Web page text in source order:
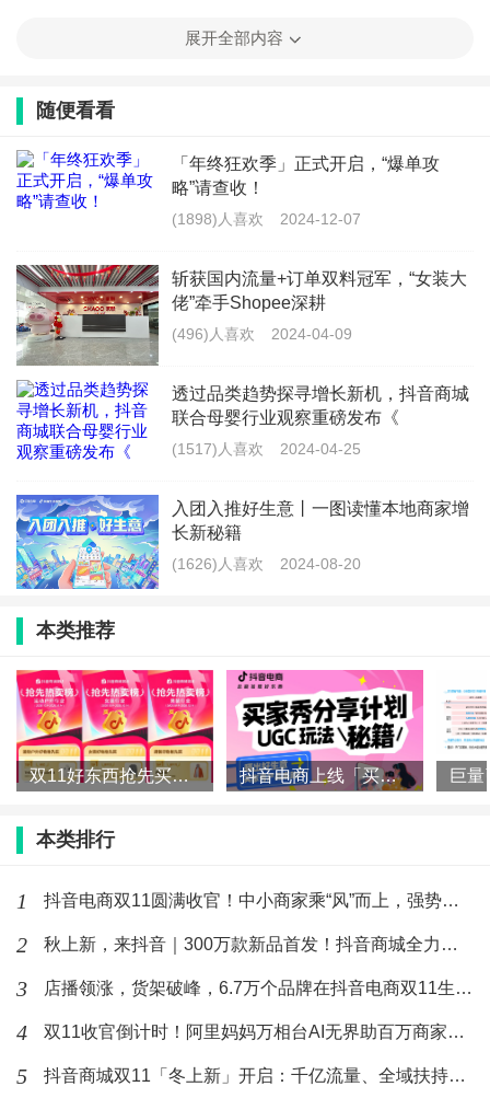
美洲部分国家咖啡市场增速较快,其中日本、韩国、印尼和加拿大消
费者对于咖啡的依赖度较高。为此,易点天下结合市场分析与库迪咖
对东京的消费者来说,购买便利是他们关注的核心;而
者更在意饮品的性价比;对于咖啡文化浓厚的
者更加追求饮品质量;对于
展开全部内容
随便看看
「年终狂欢季」正式开启，“爆单攻
略”请查收！
(1898)人喜欢 2024-12-07
斩获国内流量+订单双料冠军，“女装大
佬”牵手Shopee深耕
(496)人喜欢 2024-04-09
透过品类趋势探寻增长新机，抖音商城
联合母婴行业观察重磅发布《
(1517)人喜欢 2024-04-25
入团入推好生意丨一图读懂本地商家增
长新秘籍
(1626)人喜欢 2024-08-20
本类推荐
双11好东西抢先买，抖音电商各行业爆款榜来了！ 抖音电商上线「买家秀」！一文读懂如何让好内容“自带”好生意
本类排行
1 抖音电商双11圆满收官！中小商家乘“风”而上，强势增长
2 秋上新，来抖音｜300万款新品首发！抖音商城全力推爆“好新品
3 店播领涨，货架破峰，6.7万个品牌在抖音电商双11生意翻倍
4 双11收官倒计时！阿里妈妈万相台AI无界助百万商家质赢全场景
5 抖音商城双11「冬上新」开启：千亿流量、全域扶持，助推“好新